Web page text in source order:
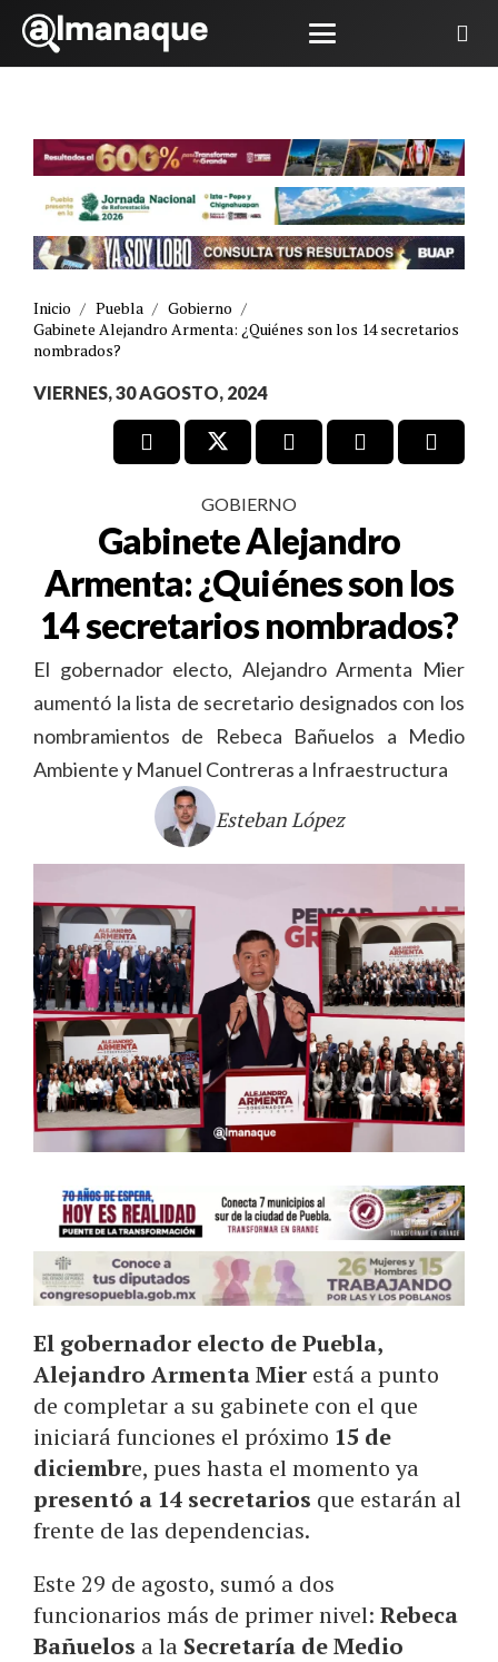
Inicio / Puebla / Gobierno /
Gabinete Alejandro Armenta: ¿Quiénes son los 14 secretarios
nombrados?
VIERNES, 30 AGOSTO, 2024
GOBIERNO
Gabinete Alejandro
Armenta: ¿Quiénes son los
14 secretarios nombrados?
El gobernador electo, Alejandro Armenta Mier
aumentó la lista de secretario designados con los
nombramientos de Rebeca Bañuelos a Medio
Ambiente y Manuel Contreras a Infraestructura
Esteban López
El gobernador electo de Puebla,
Alejandro Armenta Mier está a punto
de completar a su gabinete con el que
iniciará funciones el próximo 15 de
diciembre, pues hasta el momento ya
presentó a 14 secretarios que estarán al
frente de las dependencias.
Este 29 de agosto, sumó a dos
funcionarios más de primer nivel: Rebeca
Bañuelos a la Secretaría de Medio